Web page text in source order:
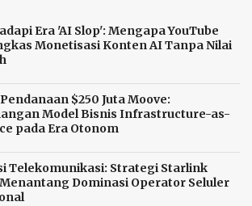
Era 'AI Slop': Mengapa YouTube
Monetisasi Konten AI Tanpa Nilai
$250 Juta Moove:
Model Bisnis Infrastructure-as-
pada Era Otonom
Telekomunikasi: Strategi Starlink
Dominasi Operator Seluler